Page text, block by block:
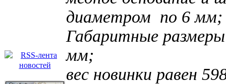
диаметром по 6 мм;
Габаритные
мм;
вес новинки равен